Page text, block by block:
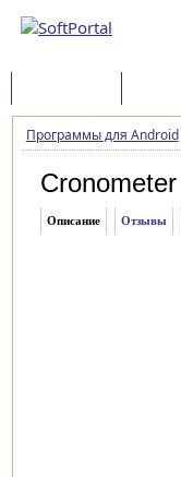
Программы для Android
Cronometer
Описание Отзывы